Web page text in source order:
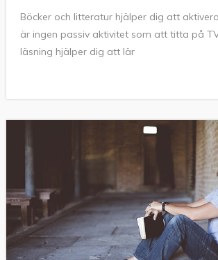
Böcker och litteratur hjälper dig att
är ingen passiv aktivitet som att titta på
läsning hjälper dig att lär